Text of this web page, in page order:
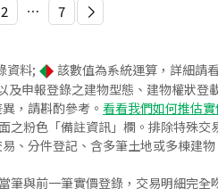
2 ⋯ 7
資料; 該數值為系統運算，詳細請
申報登錄之建物型態、建物權狀登
，請斟酌參考。 看看我們如何推估
粉色「備註資訊」欄。排除特殊
、分件登記、含多筆土地或多棟建
與前一筆實價登錄，交易明細完